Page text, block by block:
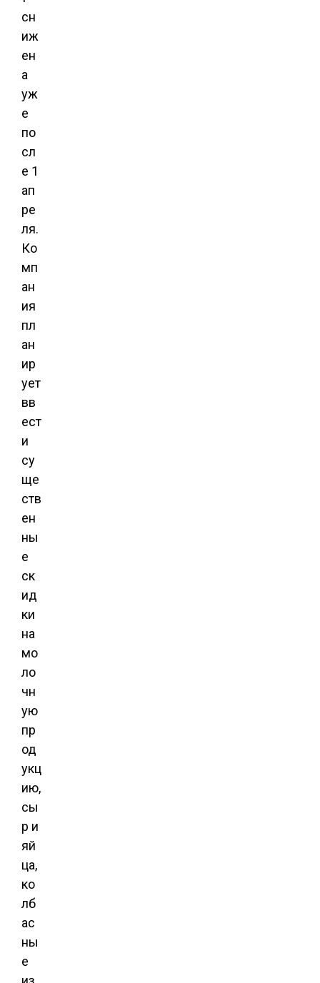
сн
иж
ен
а
уж
е
по
сл
е 1
ап
ре
ля.
Ко
мп
ан
ия
пл
ан
ир
ует
вв
ест
и
су
ще
ств
ен
ны
е
ск
ид
ки
на
мо
ло
чн
ую
пр
од
укц
ию,
сы
р и
яй
ца,
ко
лб
ас
ны
е